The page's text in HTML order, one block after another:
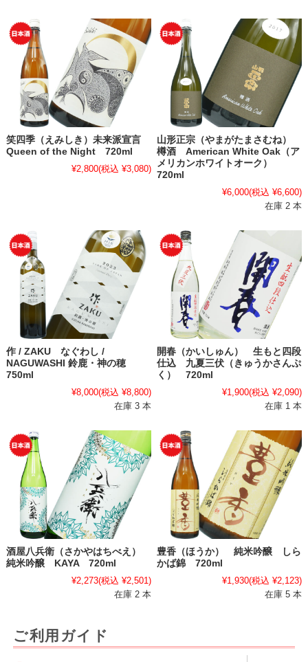
笑四季（えみしき）未来派宣言
Queen of the Night 720ml
¥2,800(税込 ¥3,080)
山形正宗（やまがたまさむね）
樽酒 American White Oak（ア
メリカンホワイトオーク）
720ml
¥6,000(税込 ¥6,600)
在庫 2 本
作 / ZAKU なぐわし /
NAGUWASHI 鈴鹿・神の穂
750ml
¥8,000(税込 ¥8,800)
在庫 3 本
開春（かいしゅん） 生もと四段
仕込 九夏三伏（きゅうかさんぷ
く） 720ml
¥1,900(税込 ¥2,090)
在庫 1 本
酒屋八兵衛（さかやはちべえ）
純米吟醸 KAYA 720ml
¥2,273(税込 ¥2,501)
在庫 2 本
豊香（ほうか） 純米吟醸 しら
かば錦 720ml
¥1,930(税込 ¥2,123)
在庫 5 本
ご利用ガイド